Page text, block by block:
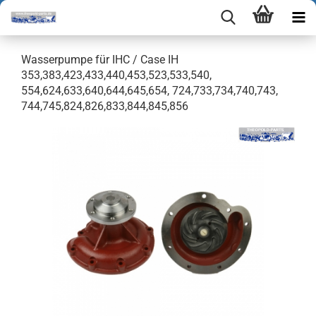
Wasserpumpe für IHC / Case IH
353,383,423,433,440,453,523,533,540,
554,624,633,640,644,645,654, 724,733,734,740,743,
744,745,824,826,833,844,845,856